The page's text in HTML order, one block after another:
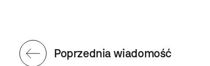
Poprzednia wiadomość